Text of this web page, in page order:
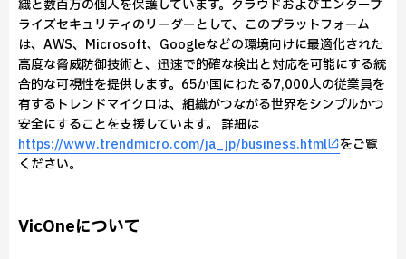
織と数百万の個人を保護しています。クラウドおよびエンタープ
ライズセキュリティのリーダーとして、このプラットフォーム
は、AWS、Microsoft、Googleなどの環境向けに最適化された
高度な脅威防御技術と、迅速で的確な検出と対応を可能にする統
合的な可視性を提供します。65か国にわたる7,000人の従業員を
有するトレンドマイクロは、組織がつながる世界をシンプルかつ
安全にすることを支援しています。 詳細は
https://www.trendmicro.com/ja_jp/business.html
をご覧
ください。
VicOneについて